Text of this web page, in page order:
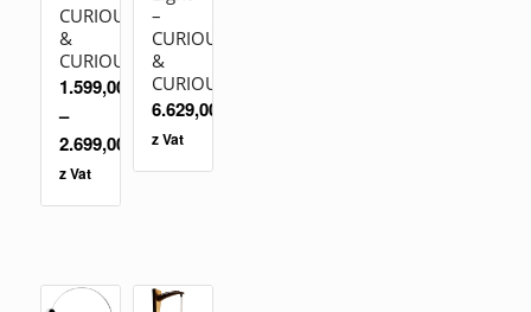
CURIOUSA
&
CURIOUSA
1.599,00
–
2.699,00
z Vat
–
CURIOUSA
&
CURIOUSA
6.629,00
z Vat